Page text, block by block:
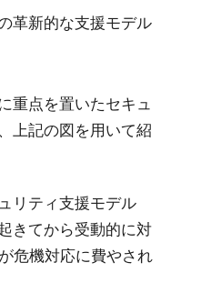
重点を置いたセキュ
上記の図を用いて紹
リティ支援モデル
きてから受動的に対
危機対応に費やされ